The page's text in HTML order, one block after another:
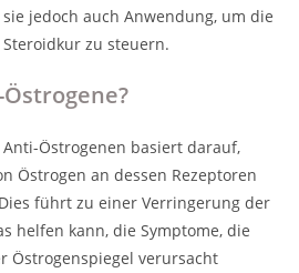
jedoch auch Anwendung, um die
zu steuern.
Östrogenen basiert darauf,
Östrogen an dessen Rezeptoren
führt zu einer Verringerung der
helfen kann, die Symptome, die
Östrogenspiegel verursacht